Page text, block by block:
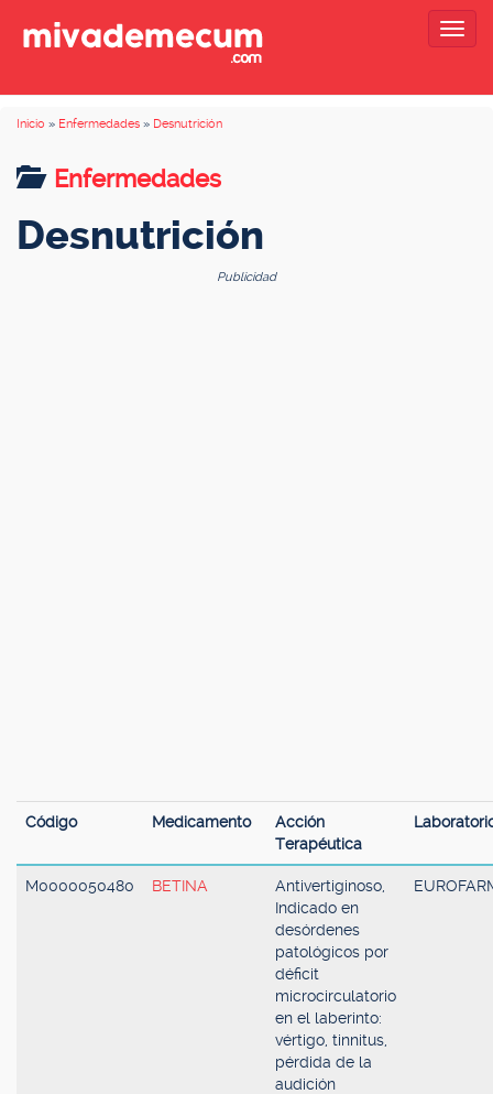
Inicio » Enfermedades » Desnutrición
Enfermedades
Desnutrición
Publicidad
Código Medicamento
Acción
Terapéutica
M0000050480 BETINA
Antivertiginoso,
Indicado en
desórdenes
patológicos por
déficit
microcirculatorio
en el laberinto:
vértigo, tinnitus,
pérdida de la
audición